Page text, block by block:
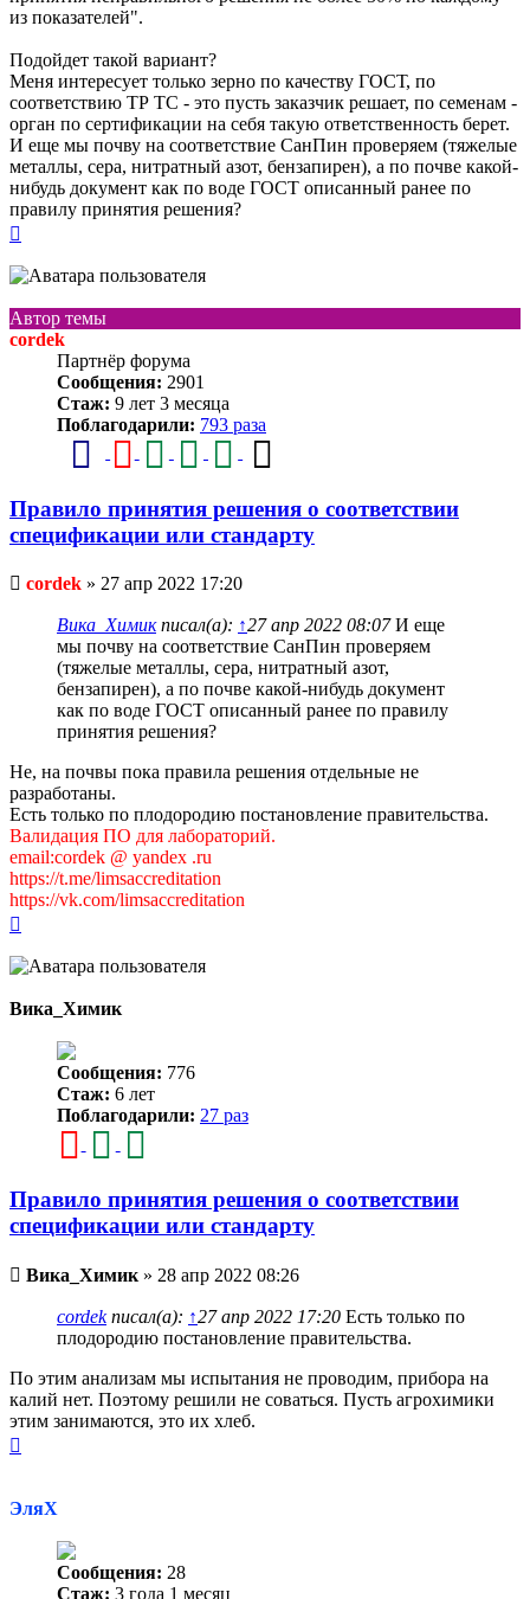
из показателей".
Подойдет такой вариант?
Меня интересует только зерно по качеству ГОСТ, по
соответствию ТР ТС - это пусть заказчик решает, по семенам -
орган по сертификации на себя такую ответственность берет.
И еще мы почву на соответствие СанПин проверяем (тяжелые
металлы, сера, нитратный азот, бензапирен), а по почве какой-
нибудь документ как по воде ГОСТ описанный ранее по
правилу принятия решения?
началу
Автор темы
cordek
Партнёр форума
Сообщения: 2901
Стаж: 9 лет 3 месяца
Поблагодарили: 793 раза
Правило принятия решения о соответствии
спецификации или стандарту
Непрочитанное
cordek » 27 апр 2022 17:20
Вика_Химикписал(а): ↑27 апр 2022 08:07И еще
мы почву на соответствие СанПин проверяем
(тяжелые металлы, сера, нитратный азот,
бензапирен), а по почве какой-нибудь документ
как по воде ГОСТ описанный ранее по правилу
принятия решения?
Не, на почвы пока правила решения отдельные не
разработаны.
Есть только по плодородию постановление правительства.
Валидация ПО для лабораторий.
email:cordek @ yandex .ru
https://t.me/limsaccreditation
https://vk.com/limsaccreditation
началу
Вика_Химик
Сообщения: 776
Стаж: 6 лет
Поблагодарили: 27 раз
Правило принятия решения о соответствии
спецификации или стандарту
Непрочитанное
сообщение
Вика_Химик » 28 апр 2022 08:26
cordekписал(а): ↑27 апр 2022 17:20 Есть только по
плодородию постановление правительства.
По этим анализам мы испытания не проводим, прибора на
калий нет. Поэтому решили не соваться. Пусть агрохимики
этим занимаются, это их хлеб.
ЭляХ
Сообщения: 28
Стаж: 3 года 1 месяц